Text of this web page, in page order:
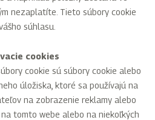
nezaplatíte. Tieto súbory cookie
súhlasu.
cookies
cookie sú súbory cookie alebo
úložiska, ktoré sa používajú na
na zobrazenie reklamy alebo
tomto webe alebo na niekoľkých